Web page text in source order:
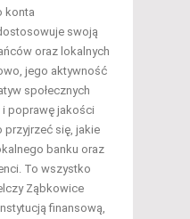
konta
swoją
oraz lokalnych
jego aktywność
społecznych
i poprawę jakości
przyjrzeć się, jakie
banku oraz
To wszystko
Ząbkowice
finansową,